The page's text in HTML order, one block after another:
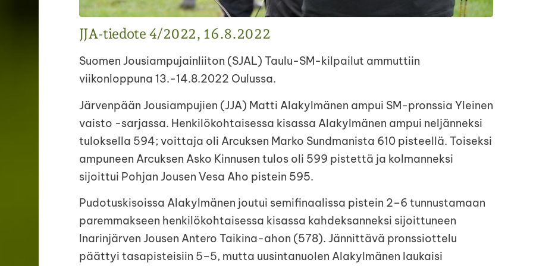
JJA-tiedote 4/2022, 16.8.2022
Suomen Jousiampujainliiton (SJAL) Taulu-SM-kilpailut ammuttiin
viikonloppuna 13.-14.8.2022 Oulussa.
Järvenpään Jousiampujien (JJA) Matti Alakylmänen ampui SM-pronssia Yleinen
vaisto -sarjassa. Henkilökohtaisessa kisassa Alakylmänen ampui neljänneksi
tuloksella 594; voittaja oli Arcuksen Marko Sundmanista 610 pisteellä. Toiseksi
ampuneen Arcuksen Asko Kinnusen tulos oli 599 pistettä ja kolmanneksi
sijoittui Pohjan Jousen Vesa Aho pistein 595.
Pudotuskisoissa Alakylmänen joutui semifinaalissa pistein 2–6 tunnustamaan
paremmakseen henkilökohtaisessa kisassa kahdeksanneksi sijoittuneen
Inarinjärven Jousen Antero Taikina-ahon (578). Jännittävä pronssiottelu
päättyi tasapisteisiin 5–5, mutta uusintanuolen Alakylmänen laukaisi